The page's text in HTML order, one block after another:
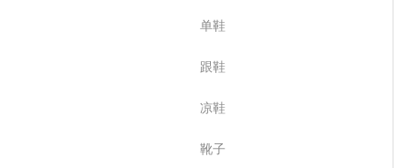
单鞋
跟鞋
凉鞋
靴子